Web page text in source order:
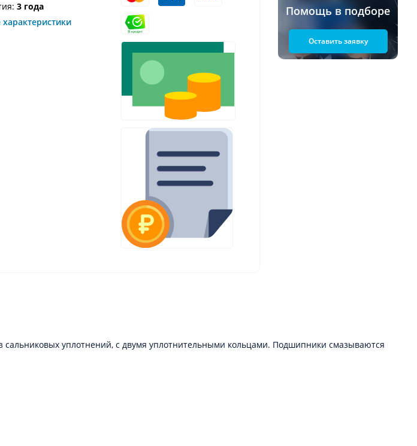
3 года
характеристики
Помощь в подборе
Оставить заявку
уплотнений, с двумя уплотнительными кольцами. Подшипники смазываются